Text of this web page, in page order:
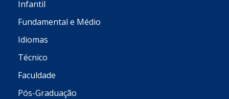
Infantil
Fundamental e Médio
Idiomas
Técnico
Faculdade
Pós-Graduação